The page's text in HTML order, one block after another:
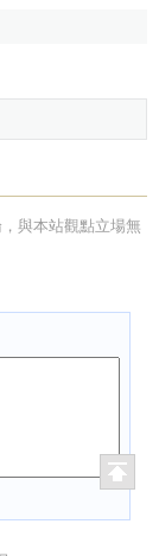
與本站觀點立場無